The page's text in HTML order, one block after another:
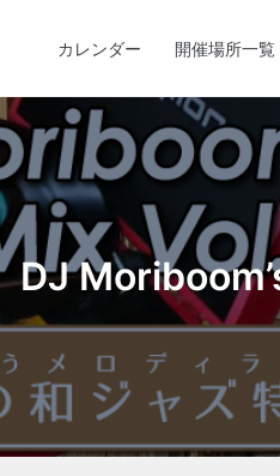
カレンダー 開催場所一覧
DJ